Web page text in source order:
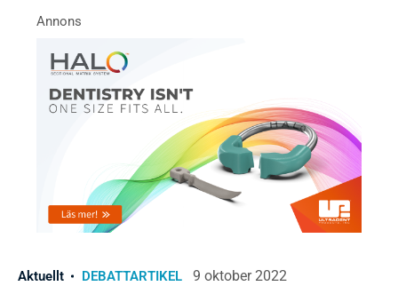
Aktuellt DEBATTARTIKEL 9 oktober 2022